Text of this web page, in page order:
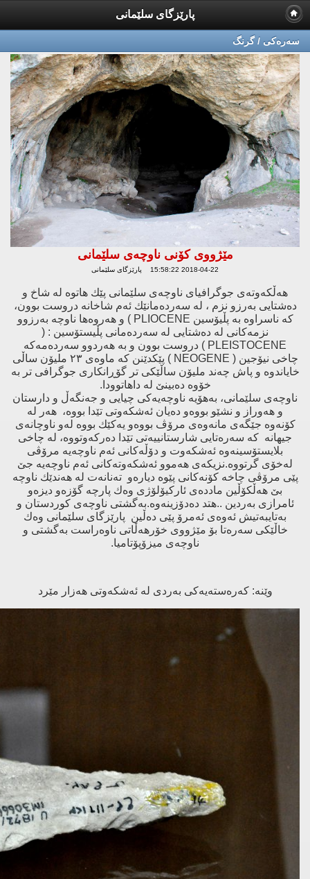
پارێزگای سلێمانی
سه‌ره‌كی / گرنگ
مێژووی كۆنی ناوچەی سلێمانی
2018-04-22 15:58:22 پارێزگای سلێمانی
هەڵكەوتەی جوگرافیای ناوچەی سلێمانی پێك هاتوە لە شاخ و
دەشتایی بەرزو نزم ، لە سەردەمانێك ئەم شاخانە دروست بوون،
كە ناسراوە بە پڵیۆسین PLIOCENE ) و هەروەها ناوچە بەرزوو
نزمەكانی لە دەشتایی لە سەردەمانی پڵیستۆسین : (
PLEISTOCENE ) دروست بوون و بە هەردوو سەردەمەكە
چاخی نیۆجین ( NEOGENE ) پێكدێنن كە ماوەی ٢٣ ملیۆن ساڵی
خایاندوە و پاش چەند ملیۆن ساڵێكی تر گۆڕانكاری جوگرافی تر بە
خۆوە دەبینێ لە داهاتوودا.
ناوچەی سلێمانی، بەهۆیە ناوچەیەكی چیایی و جەنگەڵ و دارستان
و هەوراز و نشێو بووەو دەیان ئەشكەوتی تێدا بووە، هەر لە
كۆنەوە جێگەی مانەوەی مرۆڤ بووەو یەكێك بووە لەو ناوچانەی
جیهانە كە سەرەتایی شارستانییەتی تێدا دەركەوتووە، لە چاخی
بلایستۆسینەوە ئەشكەوت و دۆڵەكانی ئەم ناوچەیە مرۆڤی
لەخۆی گرتووە.نزیكەی هەموو ئەشكەوتەكانی ئەم ناوچەیە جێ
پێی مرۆڤی چاخە كۆنەكانی پێوە دیارەو تەنانەت لە هەندێك ناوچە
بێ‌ هەڵكۆڵین ماددەی ئاركیۆلۆژی وەك پارچە گۆزەو دیزەو
ئامرازی بەردین ..هتد دەدۆزینەوە.بەگشتی ناوچەی كوردستان و
بەتایبەتیش ئەوەی ئەمرۆ پێی دەڵین پارێزگای سلێمانی وەك
خاڵێكی سەرەتا بۆ مێژووی خۆرهەڵاتی ناوەراست بەگشتی و
ناوچەی میزۆپۆتامیا.
وێنە: كەرەستەیەكی بەردی لە ئەشكەوتی هەزار مێرد